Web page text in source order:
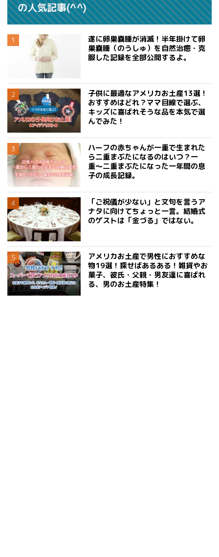
の人気記事(^^)
遂に卵巣嚢腫が消滅！半年掛けて卵
巣嚢腫（のうしゅ）を自然治癒・克
服した記録を全部公開するよ。
子供に最適なアメリカお土産13選！
おすすめはどれ？ママ目線で選ぶ、
キッズに喜ばれそうな品を本気で選
んでみた！
ハーフの赤ちゃんが一重で生まれた
ら二重まぶたになるのはいつ？一
重〜二重まぶたになった一年間の息
子の成長記録。
「ご祝儀が少ない」と文句を言うア
ナタに向けてちょっと一言。結婚式
のゲストは「金づる」ではない。
アメリカお土産で男性におすすめな
物19選！探せばあるある！雑貨やお
菓子、彼氏・父親・男友達に喜ばれ
る、男のお土産特集！